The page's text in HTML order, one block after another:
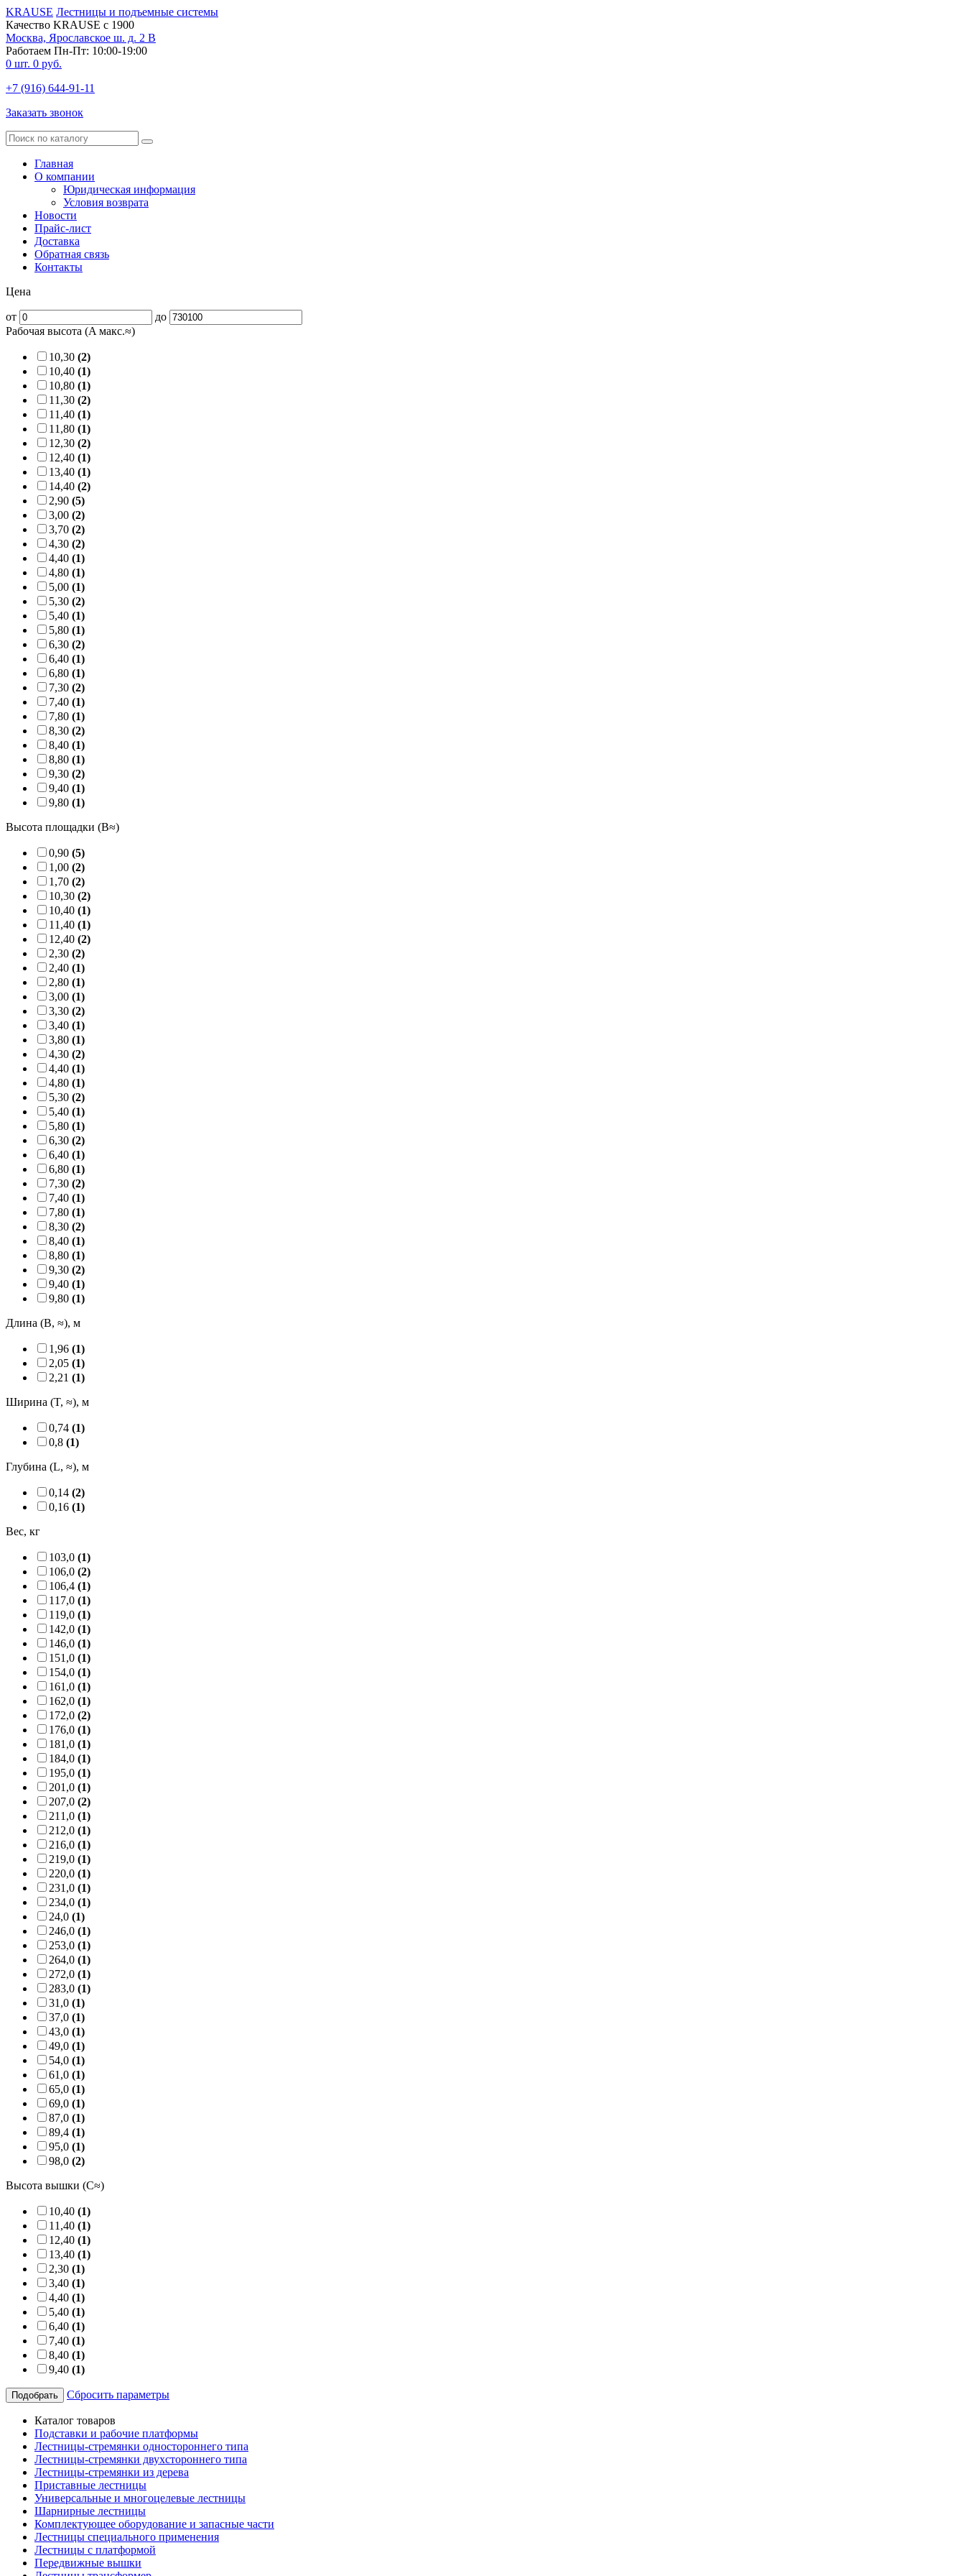
KRAUSE Лестницы и подъемные системы
Качество KRAUSE с 1900
Москва, Ярославское ш. д. 2 В
Работаем Пн-Пт: 10:00-19:00
0 шт. 0 руб.
+7 (916) 644-91-11
Заказать звонок
Главная
О компании
Юридическая информация
Условия возврата
Новости
Прайс-лист
Доставка
Обратная связь
Контакты
Цена
от
до
Рабочая высота (A макс.≈)
10,30 (2)
10,40 (1)
10,80 (1)
11,30 (2)
11,40 (1)
11,80 (1)
12,30 (2)
12,40 (1)
13,40 (1)
14,40 (2)
2,90 (5)
3,00 (2)
3,70 (2)
4,30 (2)
4,40 (1)
4,80 (1)
5,00 (1)
5,30 (2)
5,40 (1)
5,80 (1)
6,30 (2)
6,40 (1)
6,80 (1)
7,30 (2)
7,40 (1)
7,80 (1)
8,30 (2)
8,40 (1)
8,80 (1)
9,30 (2)
9,40 (1)
9,80 (1)
Высота площадки (B≈)
0,90 (5)
1,00 (2)
1,70 (2)
10,30 (2)
10,40 (1)
11,40 (1)
12,40 (2)
2,30 (2)
2,40 (1)
2,80 (1)
3,00 (1)
3,30 (2)
3,40 (1)
3,80 (1)
4,30 (2)
4,40 (1)
4,80 (1)
5,30 (2)
5,40 (1)
5,80 (1)
6,30 (2)
6,40 (1)
6,80 (1)
7,30 (2)
7,40 (1)
7,80 (1)
8,30 (2)
8,40 (1)
8,80 (1)
9,30 (2)
9,40 (1)
9,80 (1)
Длина (B, ≈), м
1,96 (1)
2,05 (1)
2,21 (1)
Ширина (T, ≈), м
0,74 (1)
0,8 (1)
Глубина (L, ≈), м
0,14 (2)
0,16 (1)
Вес, кг
103,0 (1)
106,0 (2)
106,4 (1)
117,0 (1)
119,0 (1)
142,0 (1)
146,0 (1)
151,0 (1)
154,0 (1)
161,0 (1)
162,0 (1)
172,0 (2)
176,0 (1)
181,0 (1)
184,0 (1)
195,0 (1)
201,0 (1)
207,0 (2)
211,0 (1)
212,0 (1)
216,0 (1)
219,0 (1)
220,0 (1)
231,0 (1)
234,0 (1)
24,0 (1)
246,0 (1)
253,0 (1)
264,0 (1)
272,0 (1)
283,0 (1)
31,0 (1)
37,0 (1)
43,0 (1)
49,0 (1)
54,0 (1)
61,0 (1)
65,0 (1)
69,0 (1)
87,0 (1)
89,4 (1)
95,0 (1)
98,0 (2)
Высота вышки (C≈)
10,40 (1)
11,40 (1)
12,40 (1)
13,40 (1)
2,30 (1)
3,40 (1)
4,40 (1)
5,40 (1)
6,40 (1)
7,40 (1)
8,40 (1)
9,40 (1)
Подобрать Сбросить параметры
Каталог товаров
Подставки и рабочие платформы
Лестницы-стремянки одностороннего типа
Лестницы-стремянки двухстороннего типа
Лестницы-стремянки из дерева
Приставные лестницы
Универсальные и многоцелевые лестницы
Шарнирные лестницы
Комплектующее оборудование и запасные части
Лестницы специального применения
Лестницы с платформой
Передвижные вышки